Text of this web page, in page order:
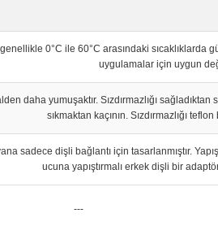
0°C ile 60°C arasındaki sıcaklıklarda
uygulamalar için uygun
daha yumuşaktır. Sızdırmazlığı
sıkmaktan kaçının. Sızdırmazlığı
sadece dişli bağlantı için tasarlanmıştır.
ucuna yapıştırmalı erkek dişli bir
---